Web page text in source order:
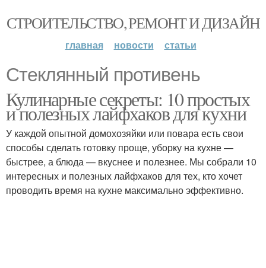
СТРОИТЕЛЬСТВО, РЕМОНТ И ДИЗАЙН
главная новости статьи
Стеклянный противень
Кулинарные секреты: 10 простых
и полезных лайфхаков для кухни
У каждой опытной домохозяйки или повара есть свои
способы сделать готовку проще, уборку на кухне —
быстрее, а блюда — вкуснее и полезнее. Мы собрали 10
интересных и полезных лайфхаков для тех, кто хочет
проводить время на кухне максимально эффективно.